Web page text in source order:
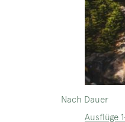
Nach Dauer
Ausflüge